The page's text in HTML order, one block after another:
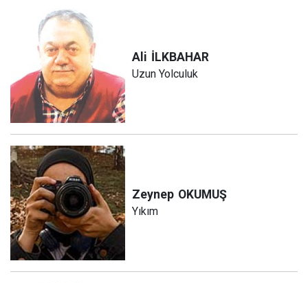
Ali İLKBAHAR
Uzun Yolculuk
Zeynep OKUMUŞ
Yıkım